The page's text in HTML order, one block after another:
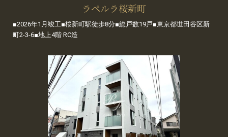
ラペルラ桜新町
■2026年1月竣工■桜新町駅徒歩8分■総戸数19戸■東京都世田谷区新
町2-3-6■地上4階 RC造